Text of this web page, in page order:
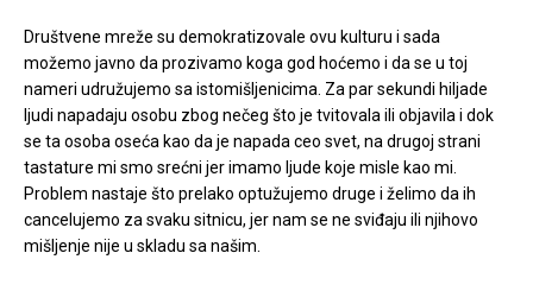
Društvene mreže su demokratizovale ovu kulturu i sada
možemo javno da prozivamo koga god hoćemo i da se u toj
nameri udružujemo sa istomišljenicima. Za par sekundi hiljade
ljudi napadaju osobu zbog nečeg što je tvitovala ili objavila i dok
se ta osoba oseća kao da je napada ceo svet, na drugoj strani
tastature mi smo srećni jer imamo ljude koje misle kao mi.
Problem nastaje što prelako optužujemo druge i želimo da ih
cancelujemo za svaku sitnicu, jer nam se ne sviđaju ili njihovo
mišljenje nije u skladu sa našim.